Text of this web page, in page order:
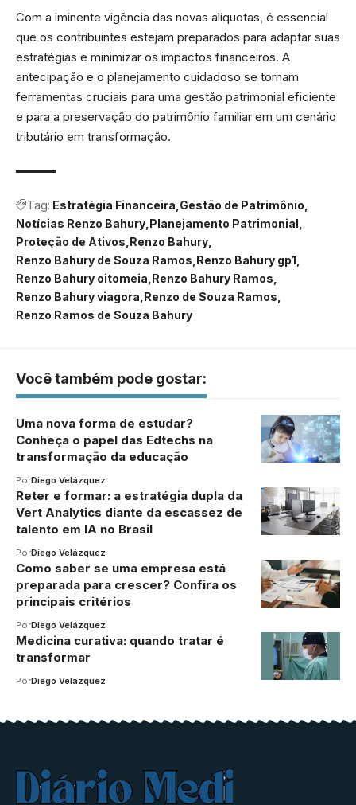
Com a iminente vigência das novas alíquotas, é essencial
que os contribuintes estejam preparados para adaptar suas
estratégias e minimizar os impactos financeiros. A
antecipação e o planejamento cuidadoso se tornam
ferramentas cruciais para uma gestão patrimonial eficiente
e para a preservação do patrimônio familiar em um cenário
tributário em transformação.
Tag: Estratégia Financeira Gestão de Patrimônio
Notícias Renzo Bahury Planejamento Patrimonial
Proteção de Ativos Renzo Bahury
Renzo Bahury de Souza Ramos Renzo Bahury gp1
Renzo Bahury oitomeia Renzo Bahury Ramos
Renzo Bahury viagora Renzo de Souza Ramos
Renzo Ramos de Souza Bahury
Você também pode gostar:
Uma nova forma de estudar?
Conheça o papel das Edtechs na
transformação da educação
PorDiego Velázquez
Reter e formar: a estratégia dupla da
Vert Analytics diante da escassez de
talento em IA no Brasil
PorDiego Velázquez
Como saber se uma empresa está
preparada para crescer? Confira os
principais critérios
PorDiego Velázquez
Medicina curativa: quando tratar é
transformar
PorDiego Velázquez